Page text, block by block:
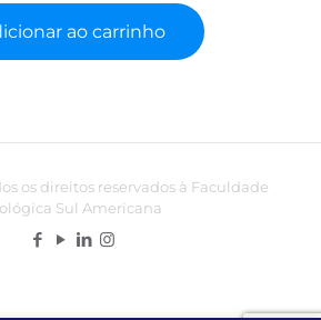
ao carrinho
os direitos reservados à Faculdade
Sul Americana